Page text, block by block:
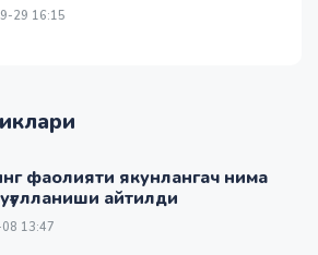
29 16:15
фаолияти якунлангач нима
айтилди
13:47